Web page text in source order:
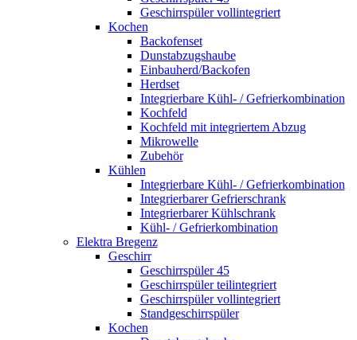
Geschirrspüler vollintegriert
Kochen
Backofenset
Dunstabzugshaube
Einbauherd/Backofen
Herdset
Integrierbare Kühl- / Gefrierkombination
Kochfeld
Kochfeld mit integriertem Abzug
Mikrowelle
Zubehör
Kühlen
Integrierbare Kühl- / Gefrierkombination
Integrierbarer Gefrierschrank
Integrierbarer Kühlschrank
Kühl- / Gefrierkombination
Elektra Bregenz
Geschirr
Geschirrspüler 45
Geschirrspüler teilintegriert
Geschirrspüler vollintegriert
Standgeschirrspüler
Kochen